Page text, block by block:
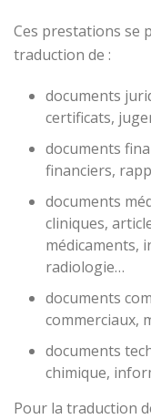
Ces prestations se
traduction de :
documents
certificats,
documents
financiers,
documents
cliniques,
médicaments,
radiologie…
documents
commerciaux,
documents
chimique,
Pour la traduction